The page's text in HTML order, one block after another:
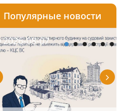
Популярные новости
2026-08-07
2026-08-03